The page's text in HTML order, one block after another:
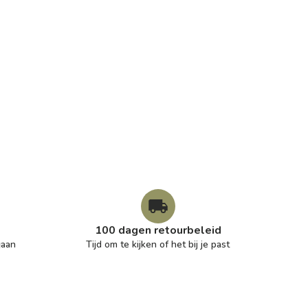
100 dagen retourbeleid
Tijd om te kijken of het bij je past